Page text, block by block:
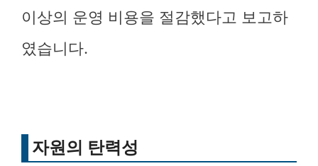
이상의 운영 비용을 절감했다고 보고하
였습니다.
자원의 탄력성